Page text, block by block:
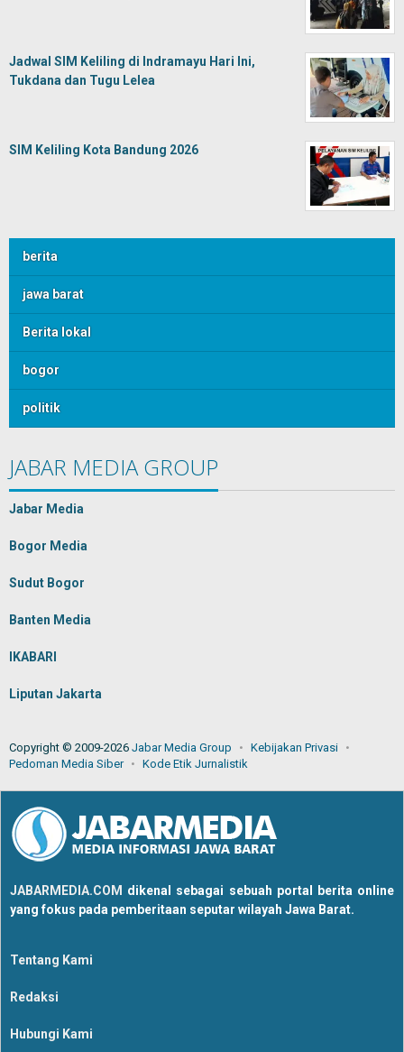
Jadwal SIM Keliling di Indramayu Hari Ini,
Tukdana dan Tugu Lelea
SIM Keliling Kota Bandung 2026
berita
jawa barat
Berita lokal
bogor
politik
JABAR MEDIA GROUP
Jabar Media
Bogor Media
Sudut Bogor
Banten Media
IKABARI
Liputan Jakarta
Copyright © 2009-2026 Jabar Media Group
Kebijakan Privasi
Pedoman Media Siber
Kode Etik Jurnalistik
JABARMEDIA.COM dikenal sebagai sebuah portal berita online
yang fokus pada pemberitaan seputar wilayah Jawa Barat.
Tentang Kami
Redaksi
Hubungi Kami